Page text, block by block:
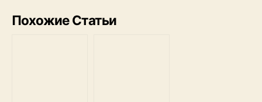
Похожие Статьи